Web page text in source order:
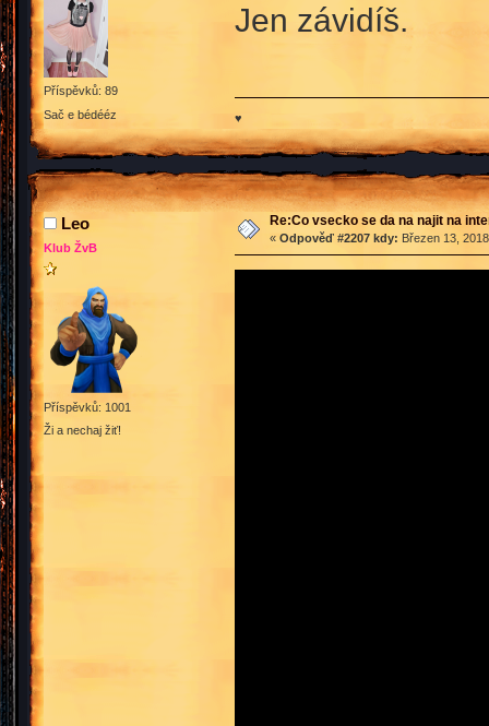
Příspěvků: 89
Sač e bédééz
Jen závidíš.
♥
Leo
Klub ŽvB
Příspěvků: 1001
Ži a nechaj žiť!
Re:Co vsecko se da na najit na
« Odpověď #2207 kdy: Březen 13,